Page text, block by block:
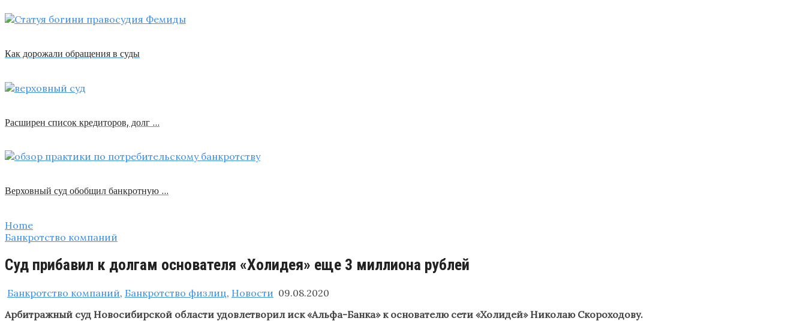
Как дорожали обращения в суды
Расширен список кредиторов, долг …
Верховный суд обобщил банкротную …
Home
Банкротство компаний
Суд прибавил к долгам основателя «Холидея» еще 3 миллиона рублей
Банкротство компаний, Банкротство физлиц, Новости 09.08.2020
Арбитражный суд Новосибирской области удовлетворил иск «Альфа-Банка» к основателю сети «Холидей» Николаю Скороходову.